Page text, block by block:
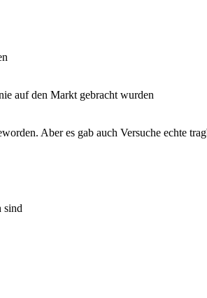
auf den Markt gebracht wurden
Aber es gab auch Versuche echte
sind